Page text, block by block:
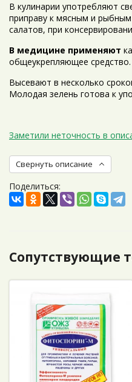
В кулинарии употребляют
приправу к мясным и
салатов, при
В медицине применяют
общеукрепляющее средство.
Высевают в несколько
Молодая зелень готова к
Заметили неточность в
Свернуть описание
Поделиться:
Сопутствующие